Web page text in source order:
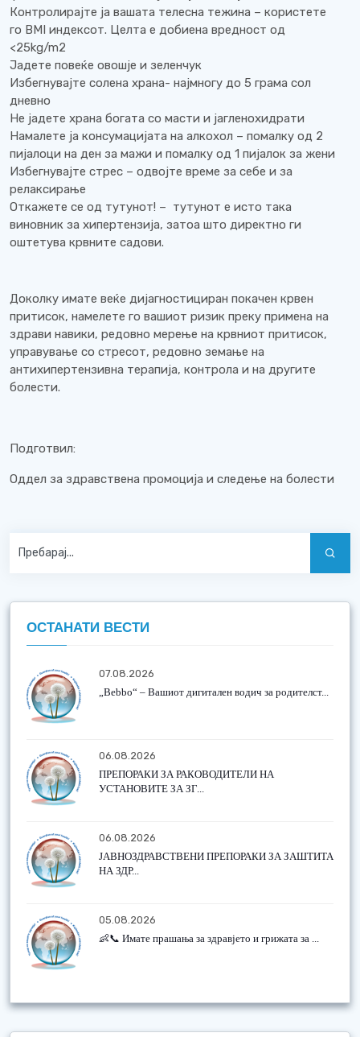
Контролирајте ја вашата телесна тежина – користете
го BMI индексот. Целта е добиена вредност од
<25kg/m2
Јадете повеќе овошје и зеленчук
Избегнувајте солена храна- најмногу до 5 грама сол
дневно
Не јадете храна богата со масти и јагленохидрати
Намалете ја консумацијата на алкохол – помалку од 2
пијалоци на ден за мажи и помалку од 1 пијалок за жени
Избегнувајте стрес – одвојте време за себе и за
релаксирање
Откажете се од тутунот! – тутунот е исто така
виновник за хипертензија, затоа што директно ги
оштетува крвните садови.
Доколку имате веќе дијагностициран покачен крвен
притисок, намелете го вашиот ризик преку примена на
здрави навики, редовно мерење на крвниот притисок,
управување со стресот, редовно земање на
антихипертензивна терапија, контрола и на другите
болести.
Подготвил:
Оддел за здравствена промоција и следење на болести
ОСТАНАТИ ВЕСТИ
07.08.2026
„Bebbo“ – Вашиот дигитален водич за родителст...
06.08.2026
ПРЕПОРАКИ ЗА РАКОВОДИТЕЛИ НА
УСТАНОВИТЕ ЗА ЗГ...
06.08.2026
ЈАВНОЗДРАВСТВЕНИ ПРЕПОРАКИ ЗА ЗАШТИТА
НА ЗДР...
05.08.2026
👶📞 Имате прашања за здравјето и грижата за ...